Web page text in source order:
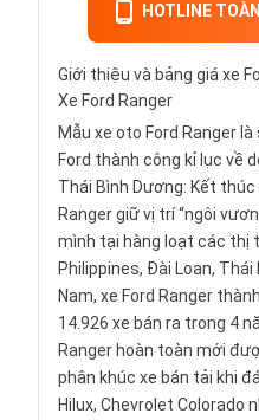
HOTLINE
Giới thiệu và bảng giá xe
Xe Ford Ranger
Mẫu xe oto Ford Ranger
Ford thành công kỉ lục về
Thái Bình Dương: Kết thúc
Ranger giữ vị trí “ngôi
mình tại hàng loạt các thị
Philippines, Đài Loan,
Nam, xe Ford Ranger
14.926 xe bán ra trong 4
Ranger hoàn toàn mới
phân khúc xe bán tải khi
Hilux, Chevrolet Colorado